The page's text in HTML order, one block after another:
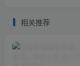
相关推荐